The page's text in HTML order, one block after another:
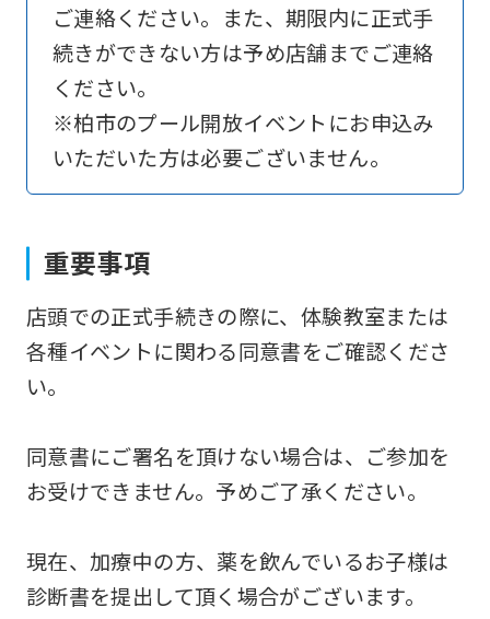
ご連絡ください。また、期限内に正式手
続きができない方は予め店舗までご連絡
ください。
※柏市のプール開放イベントにお申込み
いただいた方は必要ございません。
重要事項
店頭での正式手続きの際に、体験教室または
各種イベントに関わる同意書をご確認くださ
い。
同意書にご署名を頂けない場合は、ご参加を
お受けできません。予めご了承ください。
現在、加療中の方、薬を飲んでいるお子様は
診断書を提出して頂く場合がございます。
(start
automatic
to
return
to
page.
However,
if
use
an
automatic
translation
service,